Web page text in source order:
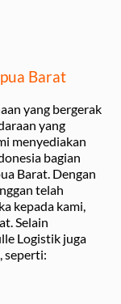
Barat
yang bergerak
yang
menyediakan
bagian
Barat. Dengan
telah
kepada kami,
Selain
Logistik juga
seperti: